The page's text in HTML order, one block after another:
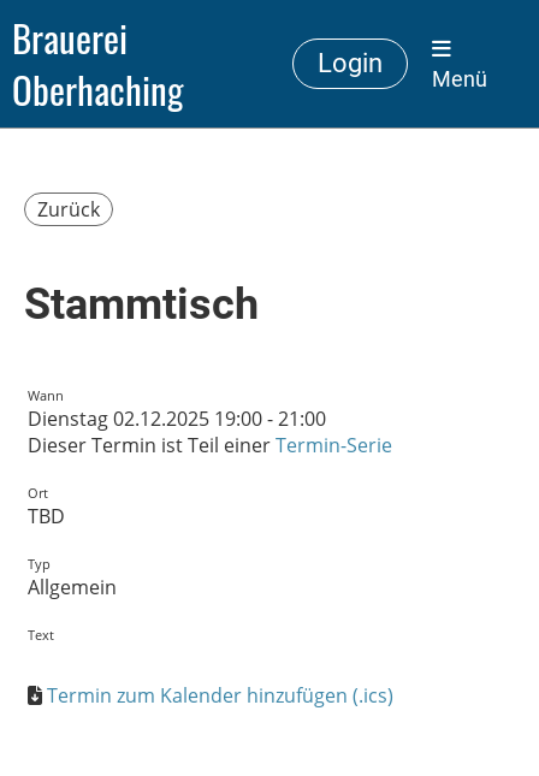
Brauerei
Oberhaching
Login
Menü
Zurück
Stammtisch
Wann
Dienstag 02.12.2025 19:00 - 21:00
Dieser Termin ist Teil einerTermin-Serie
Ort
TBD
Typ
Allgemein
Text
Termin zum Kalender hinzufügen (.ics)